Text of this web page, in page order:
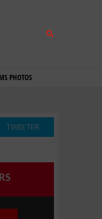
PHOTOS
TWEETER